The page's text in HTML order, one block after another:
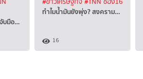
บมือ…
ทำไมน้ำมันยังพุ่ง? สงคราม…
16